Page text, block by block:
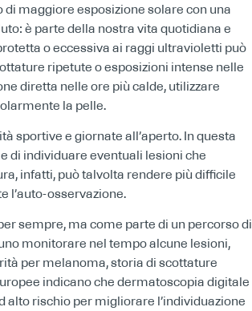
maggiore esposizione solare con una
è parte della nostra vita quotidiana e
o eccessiva ai raggi ultravioletti può
ripetute o esposizioni intense nelle
diretta nelle ore più calde, utilizzare
la pelle.
sportive e giornate all’aperto. In questa
di individuare eventuali lesioni che
infatti, può talvolta rendere più difficile
l’auto-osservazione.
sempre, ma come parte di un percorso di
monitorare nel tempo alcune lesioni,
per melanoma, storia di scottature
indicano che dermatoscopia digitale
alto rischio per migliorare l’individuazione